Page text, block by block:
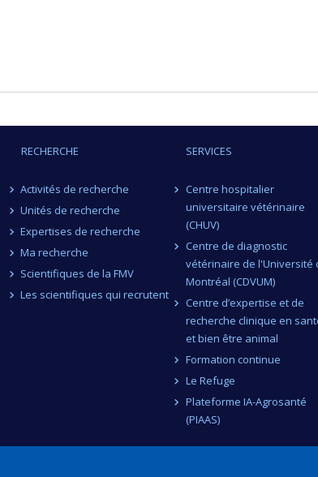
RECHERCHE
Activités de recherche
Unités de recherche
Expertises de recherche
Ma recherche
Scientifiques de la FMV
Les scientifiques qui recrutent
SERVICES
Centre hospitalier
universitaire vétérinaire
(CHUV)
Centre de diagnostic
vétérinaire de l'Université
Montréal (CDVUM)
Centre d’expertise et de
recherche clinique en
et bien être animal
Formation continue
Le Refuge
Plateforme IA-Agrosanté
(PIAAS)